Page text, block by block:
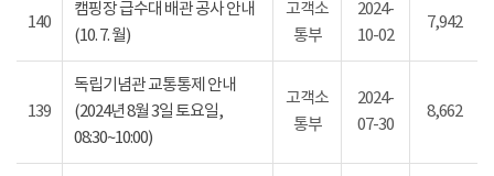
140
캠핑장 급수대 배관 공사 안내
(10. 7. 월)
고객소
통부
2024-
10-02
7,942
139
독립기념관 교통통제 안내
(2024년 8월 3일 토요일,
08:30~10:00)
고객소
통부
2024-
07-30
8,662